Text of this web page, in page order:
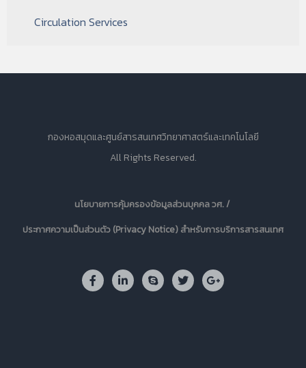
Circulation Services
กองหอสมุดและศูนย์สารสนเทศวิทยาศาสตร์และเทคโนโลยี
All Rights Reserved.
นโยบายการคุ้มครองข้อมูลส่วนบุคคล วศ. /
ประกาศความเป็นส่วนตัว (Privacy Notice) สำหรับการบริการสารสนเทศ